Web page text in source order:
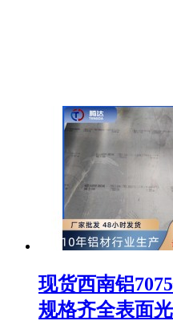
现货西南铝
规格齐全表面